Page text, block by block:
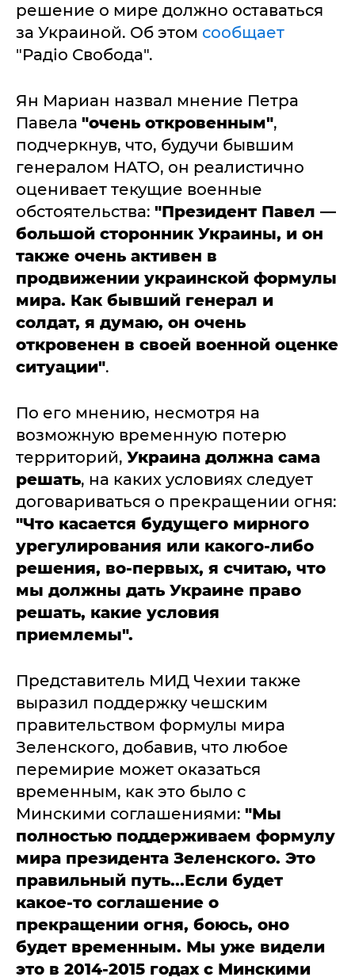
решение о мире должно оставаться
за Украиной. Об этом сообщает
"Радіо Свобода".
Ян Мариан назвал мнение Петра
Павела "очень откровенным",
подчеркнув, что, будучи бывшим
генералом НАТО, он реалистично
оценивает текущие военные
обстоятельства: "Президент Павел —
большой сторонник Украины, и он
также очень активен в
продвижении украинской формулы
мира. Как бывший генерал и
солдат, я думаю, он очень
откровенен в своей военной оценке
ситуации".
По его мнению, несмотря на
возможную временную потерю
территорий, Украина должна сама
решать, на каких условиях следует
договариваться о прекращении огня:
"Что касается будущего мирного
урегулирования или какого-либо
решения, во-первых, я считаю, что
мы должны дать Украине право
решать, какие условия
приемлемы".
Представитель МИД Чехии также
выразил поддержку чешским
правительством формулы мира
Зеленского, добавив, что любое
перемирие может оказаться
временным, как это было с
Минскими соглашениями: "Мы
полностью поддерживаем формулу
мира президента Зеленского. Это
правильный путь...Если будет
какое-то соглашение о
прекращении огня, боюсь, оно
будет временным. Мы уже видели
это в 2014-2015 годах с Минскими